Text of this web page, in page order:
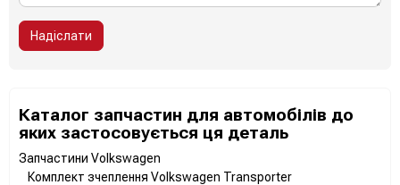
Надіслати
Каталог запчастин для автомобілів до
яких застосовується ця деталь
Запчастини Volkswagen
Комплект зчеплення Volkswagen Transporter